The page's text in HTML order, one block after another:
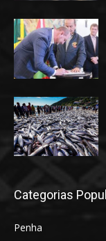
Categorias
Penha